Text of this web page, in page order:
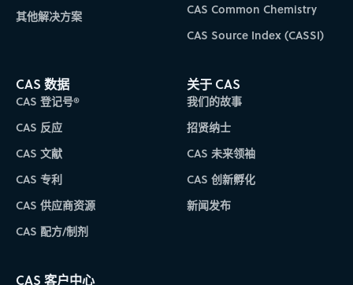
其他解决方案
CAS Common Chemistry
CAS Source Index (CASSI)
CAS 数据
CAS 登记号®
CAS 反应
CAS 文献
CAS 专利
CAS 供应商资源
CAS 配方/制剂
关于 CAS
我们的故事
招贤纳士
CAS 未来领袖
CAS 创新孵化
新闻发布
CAS 客户中心